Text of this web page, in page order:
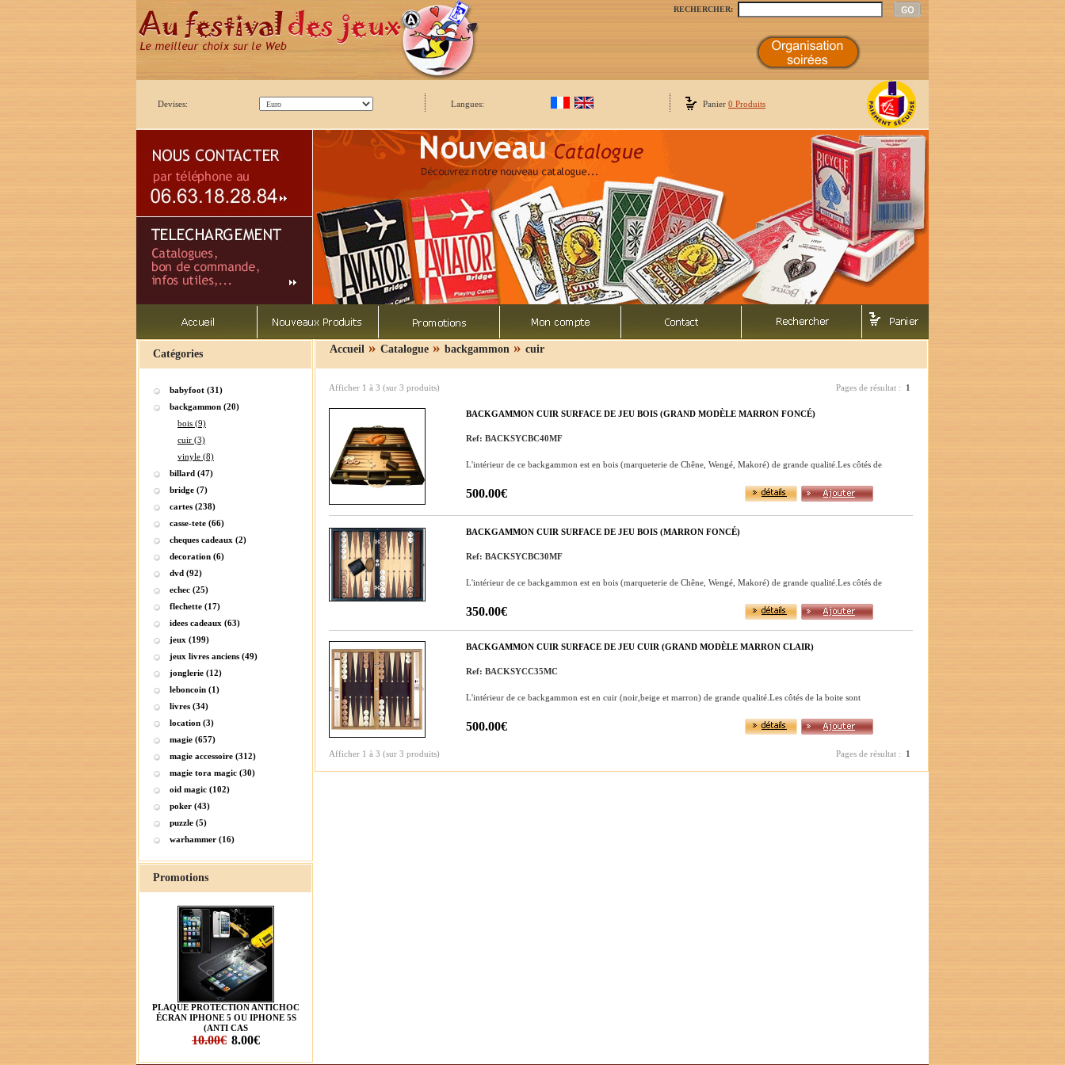
RECHERCHER:
Devises: Langues: Panier 0 Produits
Catégories
babyfoot (31)
backgammon (20)
bois (9)
cuir (3)
vinyle (8)
billard (47)
bridge (7)
cartes (238)
casse-tete (66)
cheques cadeaux (2)
decoration (6)
dvd (92)
echec (25)
flechette (17)
idees cadeaux (63)
jeux (199)
jeux livres anciens (49)
jonglerie (12)
leboncoin (1)
livres (34)
location (3)
magie (657)
magie accessoire (312)
magie tora magic (30)
oid magic (102)
poker (43)
puzzle (5)
warhammer (16)
Promotions
PLAQUE PROTECTION ANTICHOC
ÉCRAN IPHONE 5 OU IPHONE 5S
(ANTI CAS
10.00€ 8.00€
Accueil » Catalogue » backgammon » cuir
Afficher 1 à 3 (sur 3 produits) Pages de résultat : 1
BACKGAMMON CUIR SURFACE DE JEU BOIS (GRAND MODÈLE MARRON FONCÉ)
Ref: BACKSYCBC40MF
L'intérieur de ce backgammon est en bois (marqueterie de Chêne, Wengé, Makoré) de grande qualité.Les côtés de
500.00€
BACKGAMMON CUIR SURFACE DE JEU BOIS (MARRON FONCÉ)
Ref: BACKSYCBC30MF
L'intérieur de ce backgammon est en bois (marqueterie de Chêne, Wengé, Makoré) de grande qualité.Les côtés de
350.00€
BACKGAMMON CUIR SURFACE DE JEU CUIR (GRAND MODÈLE MARRON CLAIR)
Ref: BACKSYCC35MC
L'intérieur de ce backgammon est en cuir (noir,beige et marron) de grande qualité.Les côtés de la boite sont
500.00€
Afficher 1 à 3 (sur 3 produits) Pages de résultat : 1